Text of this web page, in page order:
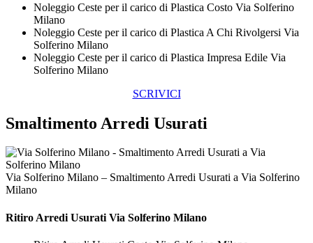
Noleggio Ceste per il carico di Plastica Costo Via Solferino
Milano
Noleggio Ceste per il carico di Plastica A Chi Rivolgersi Via
Solferino Milano
Noleggio Ceste per il carico di Plastica Impresa Edile Via
Solferino Milano
SCRIVICI
Smaltimento Arredi Usurati
Via Solferino Milano – Smaltimento Arredi Usurati a Via Solferino
Milano
Ritiro Arredi Usurati Via Solferino Milano